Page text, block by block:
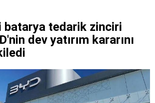
batarya tedarik zinciri
dev yatırım kararını